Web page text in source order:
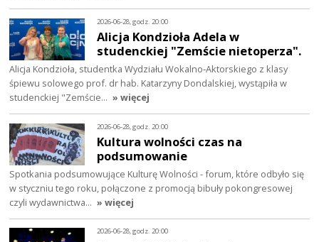
2026-06-28, godz. 20:00
Alicja Kondzioła Adela w
studenckiej "Zemście nietoperza".
Alicja Kondzioła, studentka Wydziału Wokalno‑Aktorskiego z klasy
śpiewu solowego prof. dr hab. Katarzyny Dondalskiej, wystąpiła w
studenckiej "Zemście… » więcej
2026-06-28, godz. 20:00
Kultura wolności czas na
podsumowanie
Spotkania podsumowujące Kulturę Wolności - forum, które odbyło się
w styczniu tego roku, połączone z promocją bibuły pokongresowej
czyli wydawnictwa… » więcej
2026-06-28, godz. 20:00